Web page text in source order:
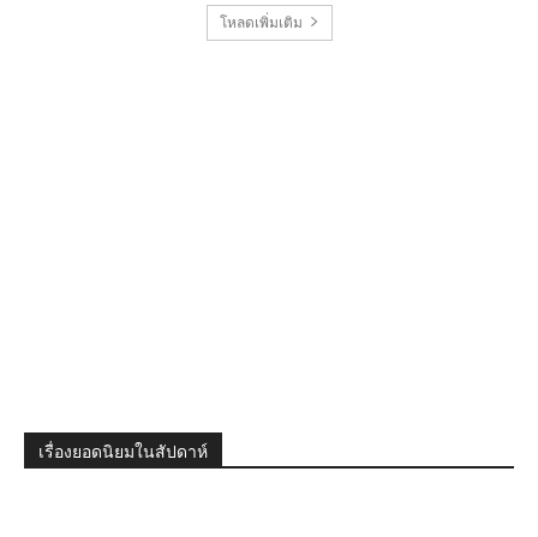
โหลดเพิ่มเติม
เรื่องยอดนิยมในสัปดาห์